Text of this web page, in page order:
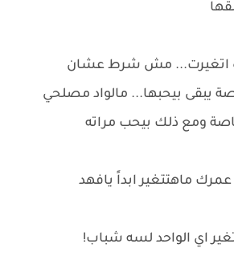
اتغيرت... مش شرط عشان
يبقى بيحبها... مالواد مصلحي
ومع ذلك بيحب مراته
ماهتتغير ابداً يافهد
اي الواحد لسه شباب!